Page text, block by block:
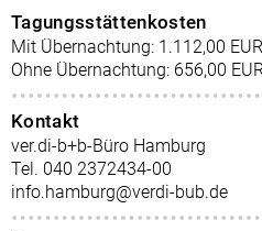
Tagungsstättenkosten
Mit Übernachtung: 1.112,00
Ohne Übernachtung: 656,00
Kontakt
ver.di-b+b-Büro Hamburg
Tel. 040 2372434-00
info.hamburg@verdi-bub.de